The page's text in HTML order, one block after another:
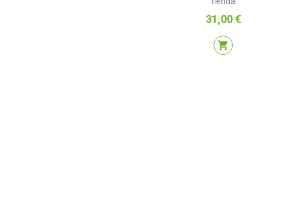
Precio
31,00 €
shopping_cart